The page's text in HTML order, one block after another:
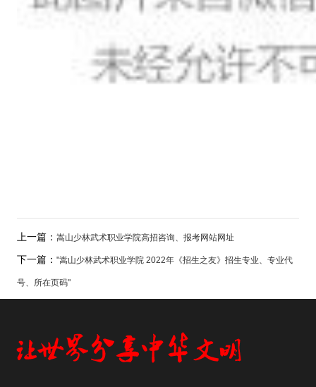
上一篇： 嵩山少林武术职业学院高招咨询、报考网站网址
下一篇： "嵩山少林武术职业学院 2022年《招生之友》招生专业、专业代
号、所在页码"